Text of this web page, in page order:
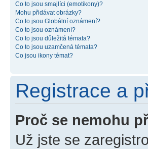
Co to jsou smajlíci (emotikony)?
Mohu přidávat obrázky?
Co to jsou Globální oznámení?
Co to jsou oznámení?
Co to jsou důležitá témata?
Co to jsou uzamčená témata?
Co jsou ikony témat?
Registrace a
Proč se nemohu
Už jste se